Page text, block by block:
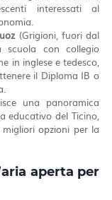
interessati al
(Grigioni, fuori dal
scuola con collegio
in inglese e tedesco,
il Diploma IB o
una panoramica
educativo del Ticino,
opzioni per la
aperta per